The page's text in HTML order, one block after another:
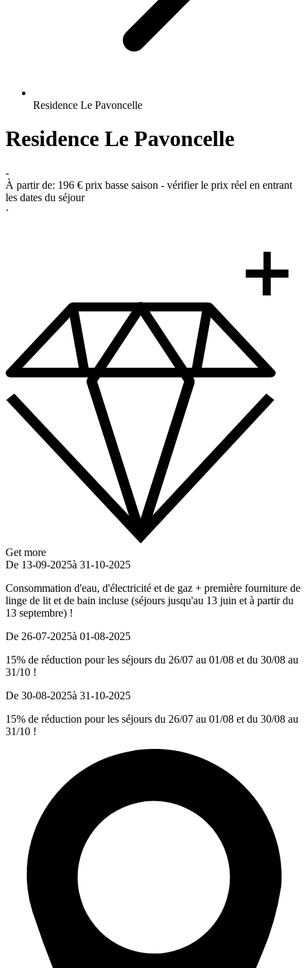
Residence Le Pavoncelle
Residence Le Pavoncelle
-
À partir de: 196 € prix basse saison - vérifier le prix réel en entrant
les dates du séjour
·
Get more
De 13-09-2025à 31-10-2025
Consommation d'eau, d'électricité et de gaz + première fourniture de
linge de lit et de bain incluse (séjours jusqu'au 13 juin et à partir du
13 septembre) !
De 26-07-2025à 01-08-2025
15% de réduction pour les séjours du 26/07 au 01/08 et du 30/08 au
31/10 !
De 30-08-2025à 31-10-2025
15% de réduction pour les séjours du 26/07 au 01/08 et du 30/08 au
31/10 !